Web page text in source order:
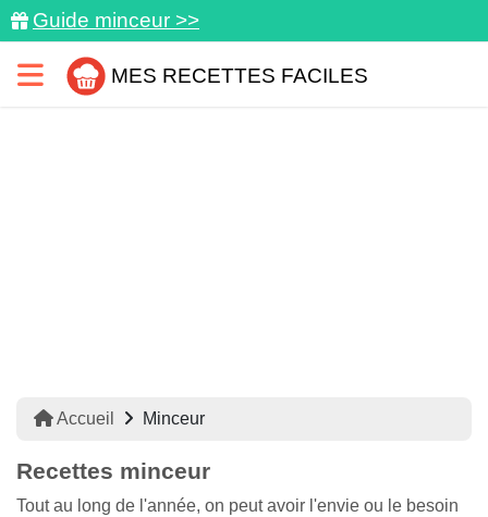
Guide minceur >>
MES RECETTES FACILES
Accueil Minceur
Recettes minceur
Tout au long de l'année, on peut avoir l'envie ou le besoin